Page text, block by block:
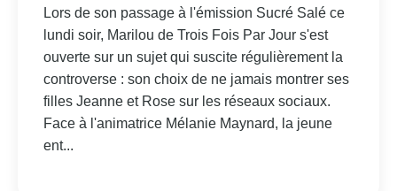
Lors de son passage à l'émission Sucré Salé ce
lundi soir, Marilou de Trois Fois Par Jour s'est
ouverte sur un sujet qui suscite régulièrement la
controverse : son choix de ne jamais montrer ses
filles Jeanne et Rose sur les réseaux sociaux.
Face à l'animatrice Mélanie Maynard, la jeune
ent...